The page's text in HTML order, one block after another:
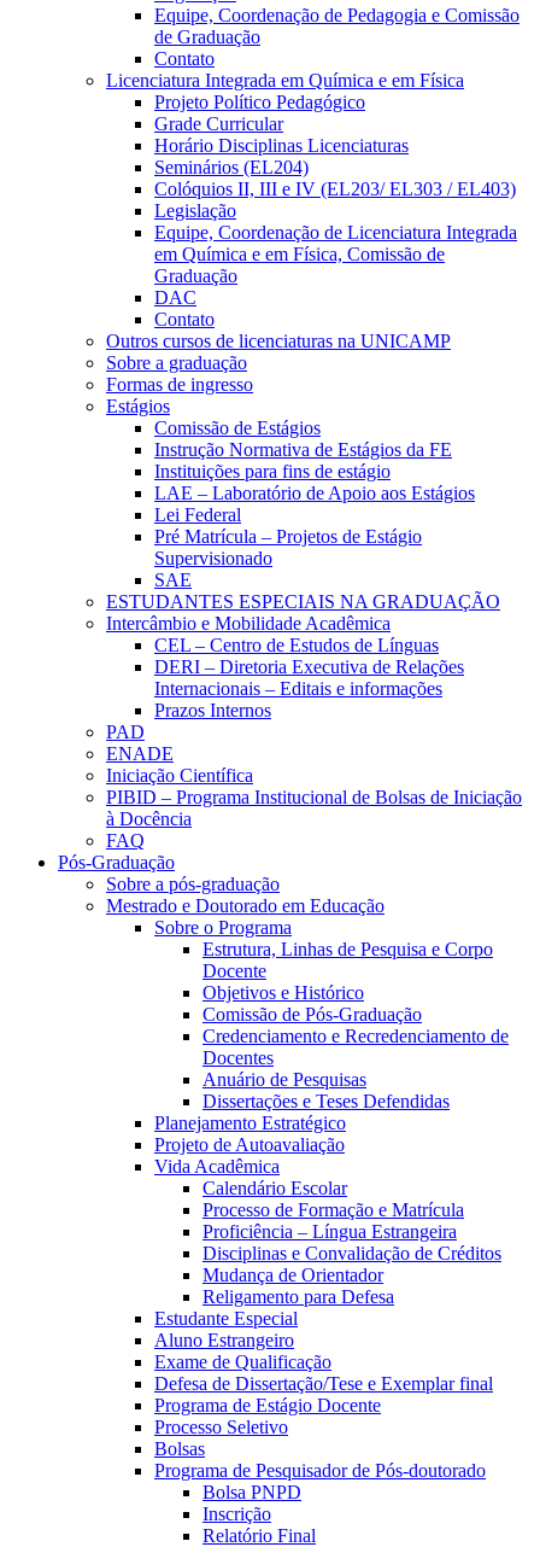
Equipe, Coordenação de Pedagogia e Comissão
de Graduação
Contato
Licenciatura Integrada em Química e em Física
Projeto Político Pedagógico
Grade Curricular
Horário Disciplinas Licenciaturas
Seminários (EL204)
Colóquios II, III e IV (EL203/ EL303 / EL403)
Legislação
Equipe, Coordenação de Licenciatura Integrada
em Química e em Física, Comissão de
Graduação
DAC
Contato
Outros cursos de licenciaturas na UNICAMP
Sobre a graduação
Formas de ingresso
Estágios
Comissão de Estágios
Instrução Normativa de Estágios da FE
Instituições para fins de estágio
LAE – Laboratório de Apoio aos Estágios
Lei Federal
Pré Matrícula – Projetos de Estágio
Supervisionado
SAE
ESTUDANTES ESPECIAIS NA GRADUAÇÃO
Intercâmbio e Mobilidade Acadêmica
CEL – Centro de Estudos de Línguas
DERI – Diretoria Executiva de Relações
Internacionais – Editais e informações
Prazos Internos
PAD
ENADE
Iniciação Científica
PIBID – Programa Institucional de Bolsas de Iniciação
à Docência
FAQ
Pós-Graduação
Sobre a pós-graduação
Mestrado e Doutorado em Educação
Sobre o Programa
Estrutura, Linhas de Pesquisa e Corpo
Docente
Objetivos e Histórico
Comissão de Pós-Graduação
Credenciamento e Recredenciamento de
Docentes
Anuário de Pesquisas
Dissertações e Teses Defendidas
Planejamento Estratégico
Projeto de Autoavaliação
Vida Acadêmica
Calendário Escolar
Processo de Formação e Matrícula
Proficiência – Língua Estrangeira
Disciplinas e Convalidação de Créditos
Mudança de Orientador
Religamento para Defesa
Estudante Especial
Aluno Estrangeiro
Exame de Qualificação
Defesa de Dissertação/Tese e Exemplar final
Programa de Estágio Docente
Processo Seletivo
Bolsas
Programa de Pesquisador de Pós-doutorado
Bolsa PNPD
Inscrição
Relatório Final